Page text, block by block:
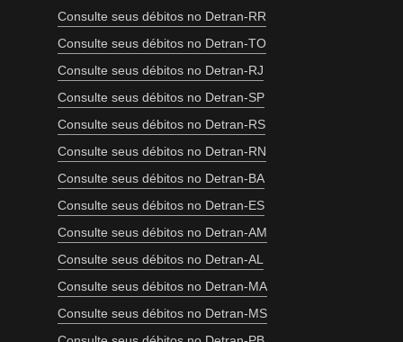
Consulte seus débitos no Detran-RR
Consulte seus débitos no Detran-TO
Consulte seus débitos no Detran-RJ
Consulte seus débitos no Detran-SP
Consulte seus débitos no Detran-RS
Consulte seus débitos no Detran-RN
Consulte seus débitos no Detran-BA
Consulte seus débitos no Detran-ES
Consulte seus débitos no Detran-AM
Consulte seus débitos no Detran-AL
Consulte seus débitos no Detran-MA
Consulte seus débitos no Detran-MS